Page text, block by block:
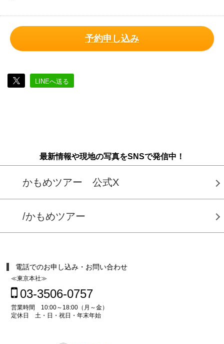
予約申し込み
LINEへ送る
最新情報や現地の写真をSNSで発信中！
かもめツアー 公式X
/かもめツアー
電話でのお申し込み・お問い合わせ
≪東京本社≫
03-3506-0757
営業時間 10:00～18:00（月～金）
定休日 土・日・祝日・年末年始